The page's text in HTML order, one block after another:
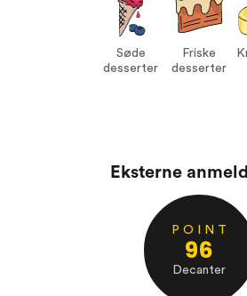
Serveres ved:
Vin til:
Søde
desserter
Friske
desserter
Eksterne
P O I N T
96
Decanter